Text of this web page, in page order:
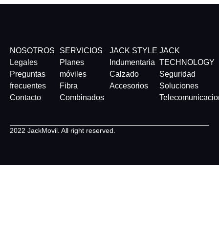
NOSOTROS
Legales
Preguntas
frecuentes
Contacto
SERVICIOS
Planes
móviles
Fibra
Combinados
JACK STYLE
Indumentaria
Calzado
Accesorios
JACK
TECHNOLOGY
Seguridad
Soluciones
2022 JackMovil. All right reserved.